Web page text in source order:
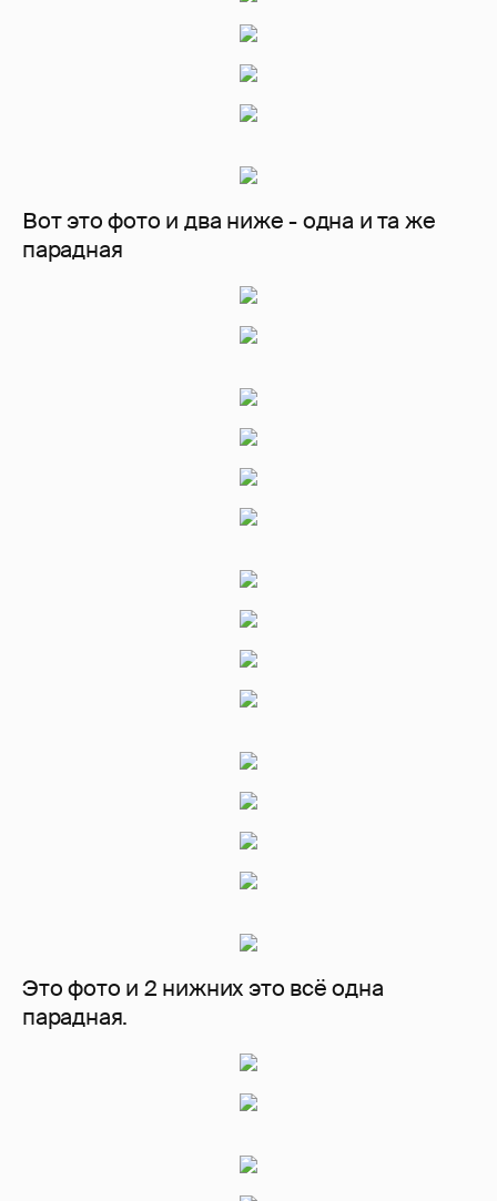
Вот это фото и два ниже - одна и та же
парадная
Это фото и 2 нижних это всё одна
парадная.